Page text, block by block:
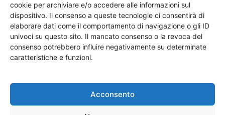
cookie per archiviare e/o accedere alle informazioni sul
dispositivo. Il consenso a queste tecnologie ci consentirà di
elaborare dati come il comportamento di navigazione o gli ID
univoci su questo sito. Il mancato consenso o la revoca del
consenso potrebbero influire negativamente su determinate
caratteristiche e funzioni.
Acconsento
Chi siamo I Nostri Clienti
© Copyright 2017 - MilanoEvents.it© managed by